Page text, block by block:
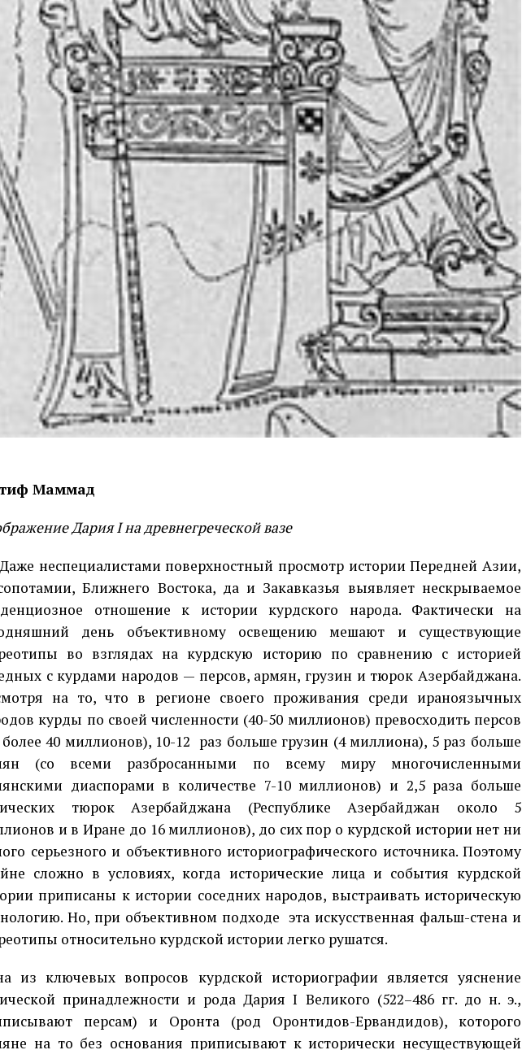
Маммад
Дария I на древнегреческой вазе
Даже неспециалистами поверхностный просмотр истории Передней Азии,
Ближнего Востока, да и Закавказья выявляет нескрываемое
отношение к истории курдского народа. Фактически на
день объективному освещению мешают и существующие
во взглядах на курдскую историю по сравнению с историей
с курдами народов — персов, армян, грузин и тюрок Азербайджана.
на то, что в регионе своего проживания среди ираноязычных
курды по своей численности (40-50 миллионов) превосходить персов
40 миллионов), 10-12 раз больше грузин (4 миллиона), 5 раз больше
(со всеми разбросанными по всему миру многочисленными
диаспорами в количестве 7-10 миллионов) и 2,5 раза больше
тюрок Азербайджана (Республике Азербайджан около 5
и в Иране до 16 миллионов), до сих пор о курдской истории нет ни
серьезного и объективного историографического источника. Поэтому
сложно в условиях, когда исторические лица и события курдской
приписаны к истории соседних народов, выстраивать историческую
Но, при объективном подходе эта искусственная фальш-стена и
относительно курдской истории легко рушатся.
из ключевых вопросов курдской историографии является уяснение
принадлежности и рода Дария I Великого (522–486 гг. до н. э.,
персам) и Оронта (род Оронтидов-Ервандидов), которого
на то без основания приписывают к исторически несуществующей